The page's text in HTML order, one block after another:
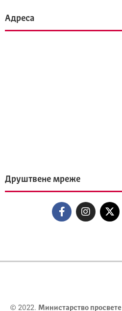
Адреса
Друштвене мреже
© 2022. Министарство просвете